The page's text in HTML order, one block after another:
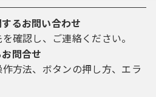
るお問い合わせ
確認し、ご連絡ください。
問合せ
方法、ボタンの押し方、エラ